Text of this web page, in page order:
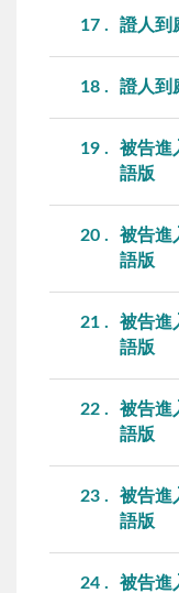
17 證人到
18 證人到
19
被告進
語版
20
被告進
語版
21
被告進
語版
22
被告進
語版
23
被告進
語版
24
被告進